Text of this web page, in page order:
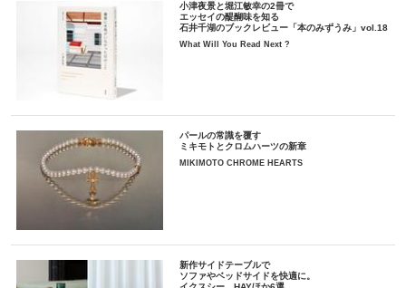
小津夜景と堀江敏幸の2冊で
エッセイの醍醐味を知る
石井千湖のブックレビュー「本のみずうみ」vol.18
What Will You Read Next ?
パールの常識を覆す
ミキモトとクロムハーツの新章
MIKIMOTO CHROME HEARTS
新作サイドテーブルで
ソファやベッドサイドを快適に。